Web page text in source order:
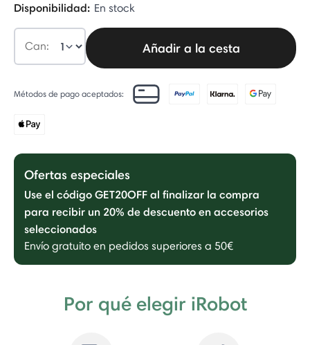
Disponibilidad: En stock
Can: Añadir a la cesta
Métodos de pago aceptados:
Ofertas especiales
Use el código GET20OFF al finalizar la compra
para recibir un 20% de descuento en accesorios
seleccionados
Envío gratuito en pedidos superiores a 50€
Por qué elegir iRobot